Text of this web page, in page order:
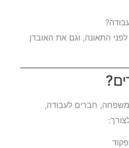
התאונה, וגם את האובדן
משפחה, חברים לעבודה,